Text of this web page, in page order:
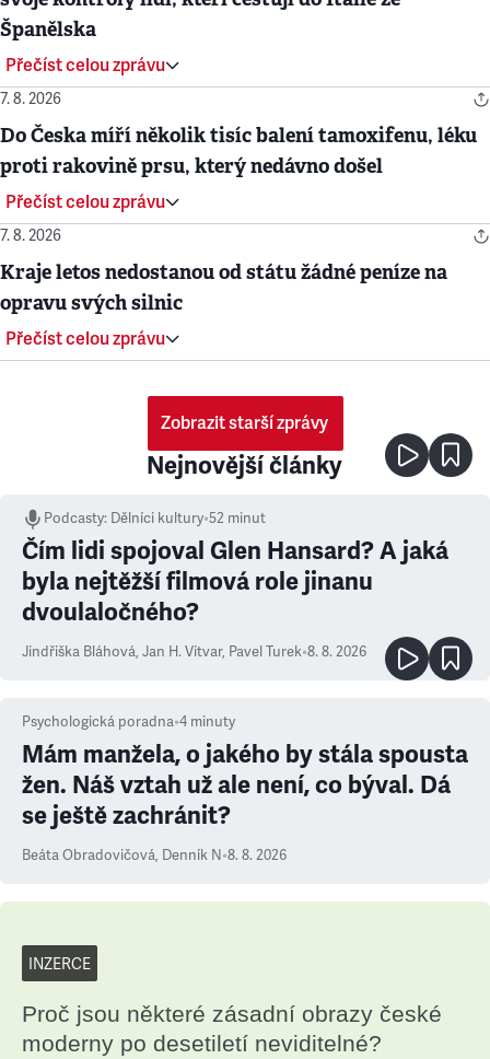
Španělska
Přečíst celou zprávu
7. 8. 2026
Do Česka míří několik tisíc balení tamoxifenu, léku
proti rakovině prsu, který nedávno došel
Přečíst celou zprávu
7. 8. 2026
Kraje letos nedostanou od státu žádné peníze na
opravu svých silnic
Přečíst celou zprávu
Zobrazit starší zprávy
Nejnovější články
Podcasty: Dělníci kultury•52 minut
Čím lidi spojoval Glen Hansard? A jaká
byla nejtěžší filmová role jinanu
dvoulaločného?
Jindřiška Bláhová, Jan H. Vitvar, Pavel Turek•8. 8. 2026
Psychologická poradna•4 minuty
Mám manžela, o jakého by stála spousta
žen. Náš vztah už ale není, co býval. Dá
se ještě zachránit?
Beáta Obradovičová, Denník N•8. 8. 2026
INZERCE
Proč jsou některé zásadní obrazy české
moderny po desetiletí neviditelné?